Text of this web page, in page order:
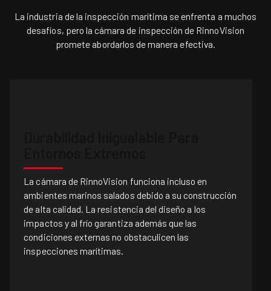
La industria de la inspección marítima se enfrenta a muchos
desafíos, pero la cámara de inspección de RinnoVision
promete abordarlos de manera efectiva.
La cámara de RinnoVision funciona incluso en
ambientes marinos salados debido a su construcción
de alta calidad. La resistencia del diseño a los
impactos y al frío garantiza además que las
condiciones externas no obstaculicen las
inspecciones marítimas.